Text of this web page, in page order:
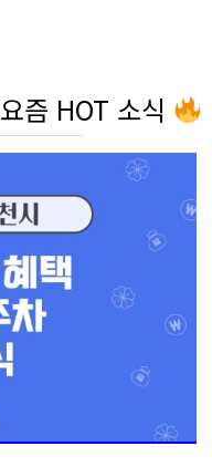
요즘 HOT 소식